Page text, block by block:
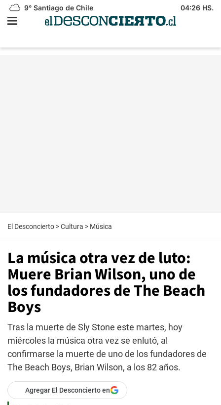
9° Santiago de Chile 04:26 HS.
El Desconcierto >Cultura > Música
La música otra vez de luto:
Muere Brian Wilson, uno de
los fundadores de The Beach
Boys
Tras la muerte de Sly Stone este martes, hoy
miércoles la música otra vez se enlutó, al
confirmarse la muerte de uno de los fundadores de
The Beach Boys, Brian Wilson, a los 82 años.
Agregar El Desconcierto en